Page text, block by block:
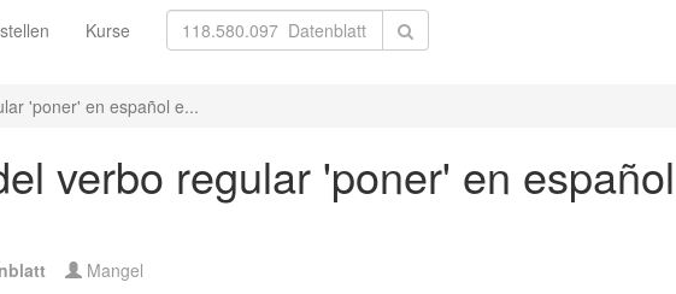
Kurse
'poner' en español e...
verbo regular 'poner' en
Mangel